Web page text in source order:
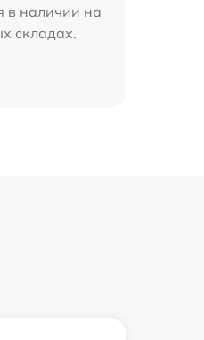
в наличии на
складах.